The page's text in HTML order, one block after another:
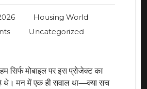
Housing World
Uncategorized
सिर्फ मोबाइल पर इस प्रोजेक्ट का
थे। मन में एक ही सवाल था—क्या सच